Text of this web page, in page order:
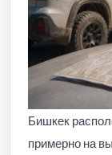
Бишкек
примерно на